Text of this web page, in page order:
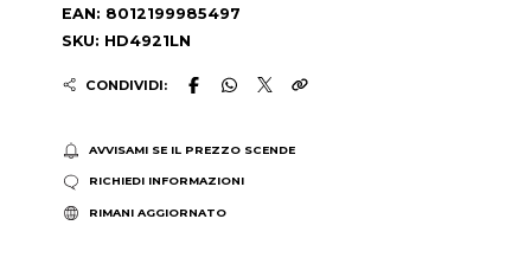
EAN: 8012199985497
SKU: HD4921LN
CONDIVIDI:
AVVISAMI SE IL PREZZO SCENDE
RICHIEDI INFORMAZIONI
RIMANI AGGIORNATO